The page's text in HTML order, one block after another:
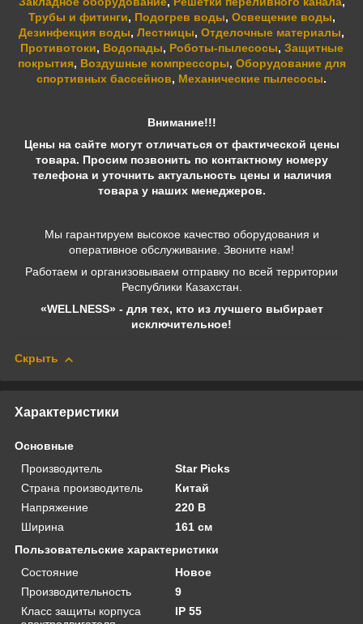
Трубы и фитинги, Подогрев воды, Освещение воды,
Дезинфекция воды, Лестницы, Отделочные материалы,
Противотоки, Водопады, Роботы-пылесосы, Защитные
покрытия, Воздушные компрессоры, Оборудование для
спортивных бассейнов, Механические пылесосы.
Внимание!!!
Цены на сайте могут отличаться от фактической цены
товара. Просим позвонить по контактному номеру
телефона и уточнить актуальность цены и наличия
товара у наших менеджеров.
Мы гарантируем высокое качество оборудования и
оперативное обслуживание. Звоните нам!
Работаем и организовываем отправку по всей территории
Республики Казахстан.
«WELLNESS» - для тех, кто из лучшего выбирает
исключительное!
Скрыть
Характеристики
Основные
Производитель
Star Picks
Страна производитель
Китай
Напряжение
220 В
Ширина
161 см
Пользовательские характеристики
Состояние
Новое
Производительность
9
Класс защиты корпуса
IP 55